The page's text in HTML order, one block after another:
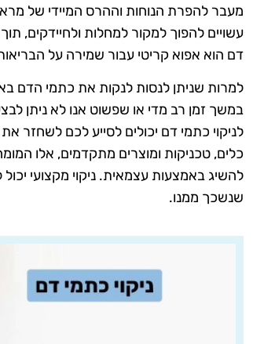
מעבר להפרת הנוחות וההרס המיידי של
עשויים להפוך למקור למחלות ולחיידקים,
דם הוא אפוא קריטי עבור שמירה על הבריאות
למרות שניתן לנסות לנקות את כתמי הדם
במשך זמן רב מדי או שפשוט אנו לא ניתן
לניקוי כתמי דם יכולים לסייע לכם לשחזר
כלים, טכניקות ומוצרים מתקדמים, אלו
להשיג באמצעות עצמאית. ניקוי מקצועי
שנשכך ממנו.